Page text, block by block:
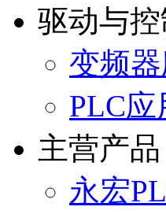
驱动与控
变频器
PLC应
主营产品
永宏